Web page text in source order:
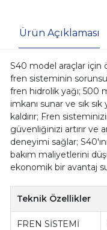
Ürün Açıklaması
S40 model araçlar için
fren sisteminin
fren hidrolik yağı; 500
imkanı sunar ve sık
kaldırır; Fren
güvenliğinizi artırır ve
deneyimi sağlar;
bakım maliyetlerini
ekonomik bir avantaj
Teknik Özellikler
FREN SİSTEMİ